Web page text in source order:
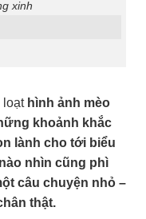
loạt hình ảnh mèo
khoảnh khắc
lành cho tới biểu
nhìn cũng phì
câu chuyện nhỏ –
thật.